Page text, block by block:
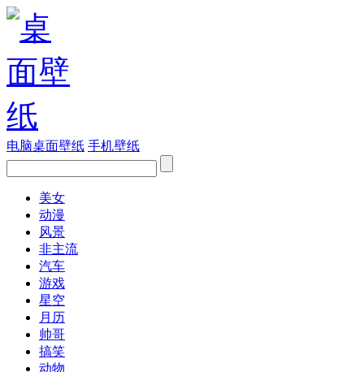
电脑桌面壁纸 手机壁纸
美女
动漫
风景
非主流
汽车
游戏
星空
月历
帅哥
搞笑
动物